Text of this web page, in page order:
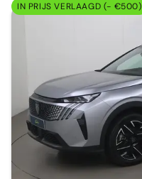
IN PRIJS VERLAAGD (- €500)